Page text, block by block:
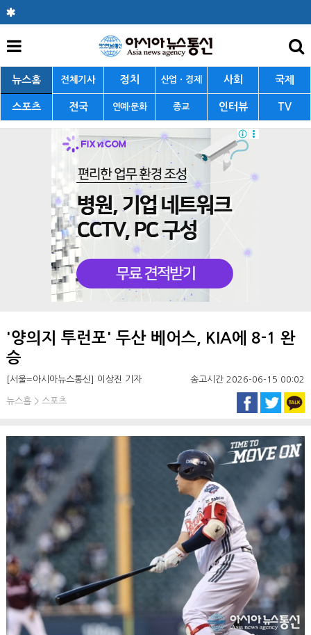
뉴스홈 전체기사 정치 산업ㆍ경제 사회 국제
스포츠 전국 연예·문화 종교 인터뷰 TV
'양의지 투런포' 두산 베어스, KIA에 8-1 완
승
[서울=아시아뉴스통신] 이상진 기자 송고시간 2026-06-15 00:02
뉴스홈 > 스포츠